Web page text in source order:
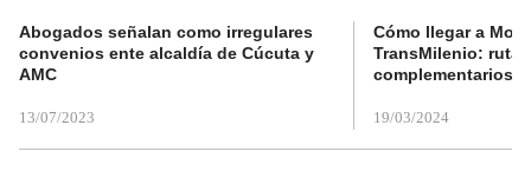
Abogados señalan como irregulares
convenios ente alcaldía de Cúcuta y
AMC
13/07/2023
Cómo llegar a
TransMilenio:
complementarios
19/03/2024